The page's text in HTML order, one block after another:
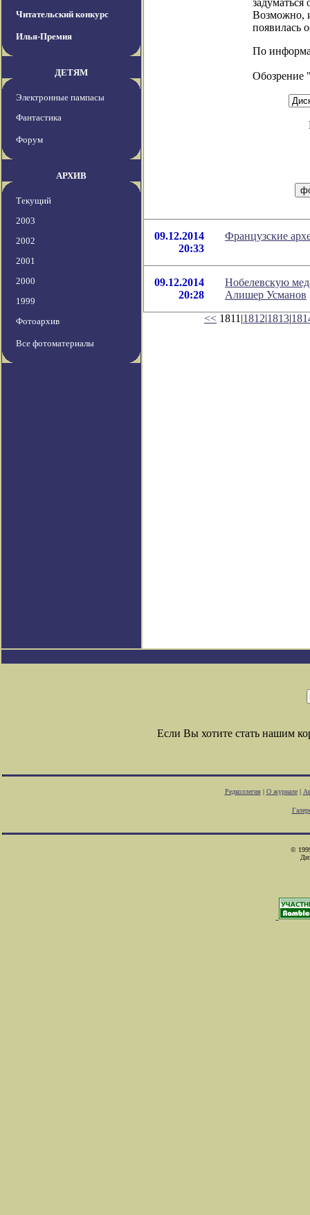
Читательский конкурс
Илья-Премия
ДЕТЯМ
Электронные пампасы
Фантастика
Форум
АРХИВ
Текущий
2003
2002
2001
2000
1999
Фотоархив
Все фотоматериалы
Возможно,
появилась
По
Обозрение
09.12.2014
20:33
Французские
09.12.2014
20:28
Нобелевскую
Алишер Усманов
<< 1811|1812|1813|
Если Вы хотите стать нашим
Редколлегия| О журнале|
©